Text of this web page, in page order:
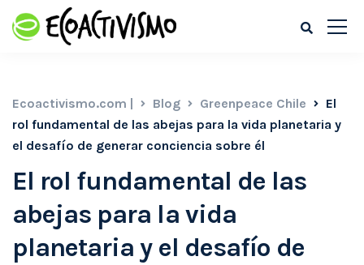
Ecoactivismo.com | Blog Greenpeace Chile
El
rol fundamental de las abejas para la vida planetaria y
el desafío de generar conciencia sobre él
El rol fundamental de las
abejas para la vida
planetaria y el desafío de